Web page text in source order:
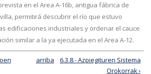
en el Area A-16b, antigua fábrica de
permitirá descubrir el río que estuvo
edificaciones industriales y ordenar el cauce
similar a la ya ejecutada en el Area A-12.
arriba
6.3.8.- Azpiegituren Sistema
Orokorrak ›